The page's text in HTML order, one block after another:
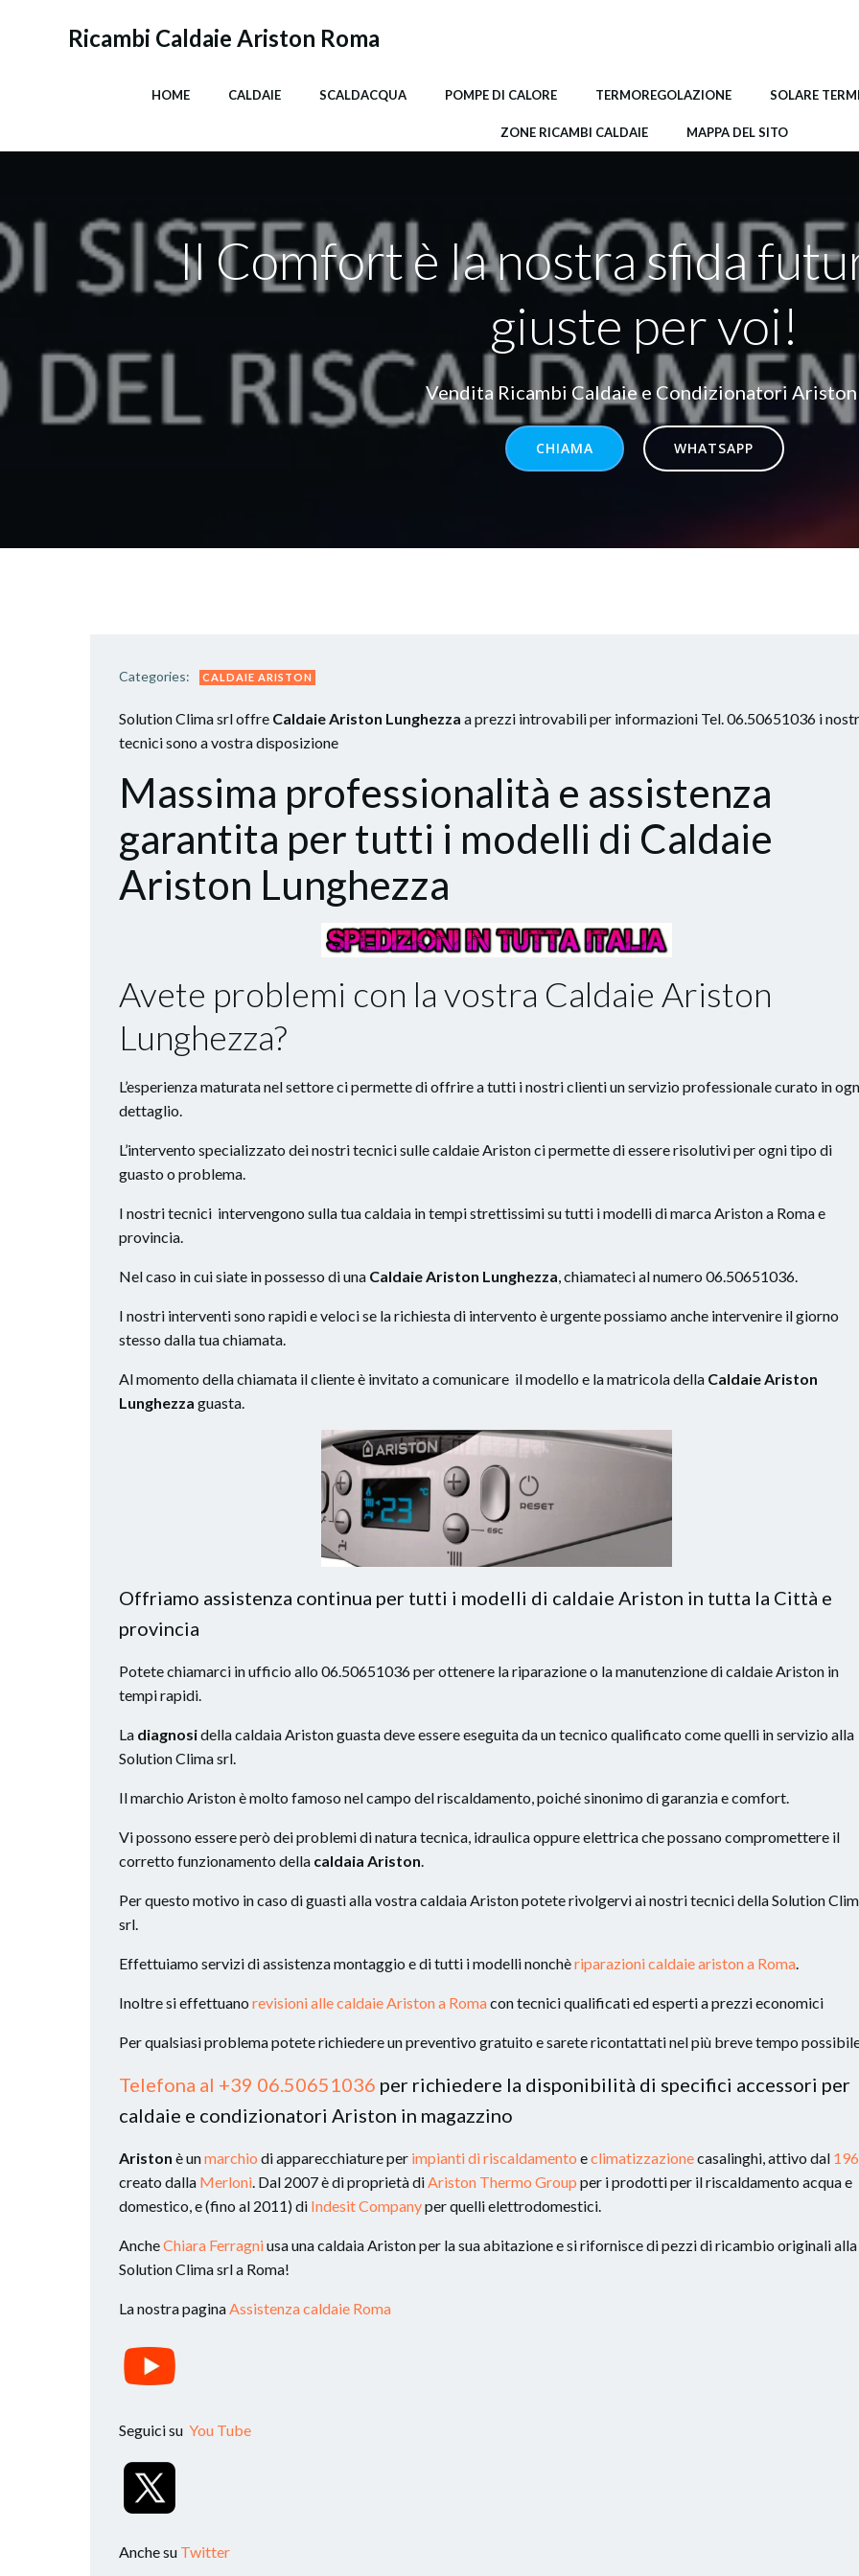
Ricambi Caldaie Ariston Roma
HOME CALDAIE SCALDACQUA POMPE DI CALORE TERMOREGOLAZIONE SOLARE
ZONE RICAMBI CALDAIE MAPPA DEL SITO
Il Comfort è la nostra sfida
giuste per voi!
Vendita Ricambi Caldaie e Condizionatori
CHIAMA WHATSAPP
Categories: CALDAIE ARISTON
Solution Clima srl offre Caldaie Ariston Lunghezza a prezzi introvabili per informazioni Tel. 06.50651036 i
tecnici sono a vostra disposizione
Massima professionalità e assistenza
garantita per tutti i modelli di Caldaie
Ariston Lunghezza
Avete problemi con la vostra Caldaie Ariston
Lunghezza?
L’esperienza maturata nel settore ci permette di offrire a tutti i nostri clienti un servizio professionale curato in
dettaglio.
L’intervento specializzato dei nostri tecnici sulle caldaie Ariston ci permette di essere risolutivi per ogni tipo di
guasto o problema.
I nostri tecnici intervengono sulla tua caldaia in tempi strettissimi su tutti i modelli di marca Ariston a Roma e
provincia.
Nel caso in cui siate in possesso di una Caldaie Ariston Lunghezza , chiamateci al numero 06.50651036.
I nostri interventi sono rapidi e veloci se la richiesta di intervento è urgente possiamo anche intervenire il giorno
stesso dalla tua chiamata.
Al momento della chiamata il cliente è invitato a comunicare il modello e la matricola della Caldaie Ariston
Lunghezza guasta.
Offriamo assistenza continua per tutti i modelli di caldaie Ariston in tutta la Città e
provincia
Potete chiamarci in ufficio allo 06.50651036 per ottenere la riparazione o la manutenzione di caldaie Ariston in
tempi rapidi.
La diagnosidella caldaia Ariston guasta deve essere eseguita da un tecnico qualificato come quelli in servizio alla
Solution Clima srl.
Il marchio Ariston è molto famoso nel campo del riscaldamento, poiché sinonimo di garanzia e comfort.
Vi possono essere però dei problemi di natura tecnica, idraulica oppure elettrica che possano compromettere il
corretto funzionamento della caldaia Ariston
Per questo motivo in caso di guasti alla vostra caldaia Ariston potete rivolgervi ai nostri tecnici della Solution
srl.
Effettuiamo servizi di assistenza montaggio e di tutti i modelli nonchèriparazioni caldaie ariston a Roma
Inoltre si effettuano revisioni alle caldaie Ariston a Romacon tecnici qualificati ed esperti a prezzi economici
Per qualsiasi problema potete richiedere un preventivo gratuito e sarete ricontattati nel più breve tempo
Telefona al +39 06.50651036 per richiedere la disponibilità di specifici accessori per
caldaie e condizionatori Ariston in magazzino
Ariston è unmarchio di apparecchiature per impianti di riscaldamento eclimatizzazionecasalinghi, attivo dal
creato dalla Merloni . Dal 2007 è di proprietà di Ariston Thermo Group per i prodotti per il riscaldamento acqua e
domestico, e (fino al 2011) di Indesit Companyper quelli elettrodomestici.
AncheChiara Ferragniusa una caldaia Ariston per la sua abitazione e si rifornisce di pezzi di ricambio originali alla
Solution Clima srl a Roma!
La nostra pagina Assistenza caldaie Roma
Seguici su You Tube
Anche su Twitter